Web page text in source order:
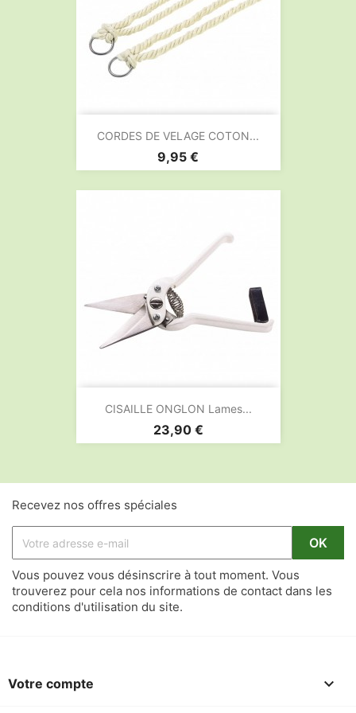
CORDES DE VELAGE COTON...
Prix
9,95 €
CISAILLE ONGLON Lames...
Prix
23,90 €
Recevez nos offres spéciales
Vous pouvez vous désinscrire à tout moment. Vous
trouverez pour cela nos informations de contact dans les
conditions d'utilisation du site.
Votre compte 